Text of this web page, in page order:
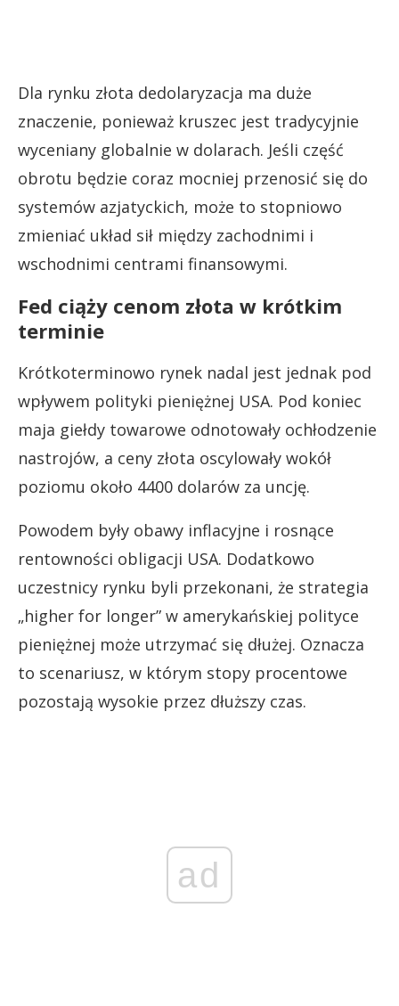
Dla rynku złota dedolaryzacja ma duże
znaczenie, ponieważ kruszec jest tradycyjnie
wyceniany globalnie w dolarach. Jeśli część
obrotu będzie coraz mocniej przenosić się do
systemów azjatyckich, może to stopniowo
zmieniać układ sił między zachodnimi i
wschodnimi centrami finansowymi.
Fed ciąży cenom złota w krótkim
terminie
Krótkoterminowo rynek nadal jest jednak pod
wpływem polityki pieniężnej USA. Pod koniec
maja giełdy towarowe odnotowały ochłodzenie
nastrojów, a ceny złota oscylowały wokół
poziomu około 4400 dolarów za uncję.
Powodem były obawy inflacyjne i rosnące
rentowności obligacji USA. Dodatkowo
uczestnicy rynku byli przekonani, że strategia
„higher for longer” w amerykańskiej polityce
pieniężnej może utrzymać się dłużej. Oznacza
to scenariusz, w którym stopy procentowe
pozostają wysokie przez dłuższy czas.
ad